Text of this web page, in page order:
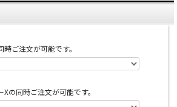
る場合がありますので、電話かメールにてお問い合
装剥げが起きやすくなっております。
内とみなしますので、予めご理解、ご了承の上ご購入
します。
ご注文が可能です。
の同時ご注文が可能です。